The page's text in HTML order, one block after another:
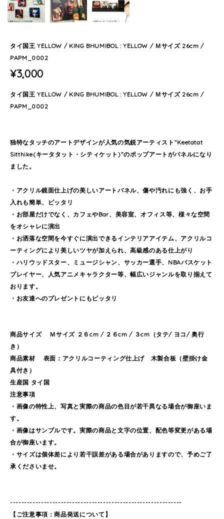
タイ国王 YELLOW / KING BHUMIBOL : YELLOW / Ｍサイズ 26cm /
PAPM_0002
¥3,000
タイ国王 YELLOW / KING BHUMIBOL : YELLOW / Ｍサイズ 26cm /
PAPM_0002
独特なタッチのアートデザインが人気の気鋭アーティスト”Keetatat
Sitthike(キータタット・シティケット)”のポップアートがパネルになり
ました。
・アクリル鏡面仕上げの美しいアートパネル、傷や汚れにも強く、お手
入れも簡単、ピッタリ
・お部屋だけでなく、カフェやBar、美容室、オフィス等、様々な空間
をオシャレに演出
・お洒落な空間を今すぐに演出できるインテリアアイテム、アクリルコ
ーティングにより美しいツヤが加えられ、高級感のある仕上がり
・ハリウッドスター、ミュージシャン、サッカー選手、NBAバスケット
プレイヤー、人気アニメキャラクター等、幅広いジャンルを取り揃えて
おります。
・お友達へのプレゼントにもピッタリ
商品サイズ Ｍサイズ ２６cm / ２６cm / ３cm（タテ/ ヨコ/ 奥行
き）
商品素材 表面：アクリルコーティング仕上げ 木製合板（壁掛け金
具付き）
生産国 タイ国
注意事項
・画像の特性上、写真と実際の商品の色目が若干異なる場合が御座いま
す。
・画像はサンプルです。実際の商品と文字の位置、配色等変更がある場
合が御座います。
・サイズは個体差により若干誤差がある場合がありますので、予めご了
承くださいませ。
-------------------------------------------------------------
【ご注意事項：商品発送について】